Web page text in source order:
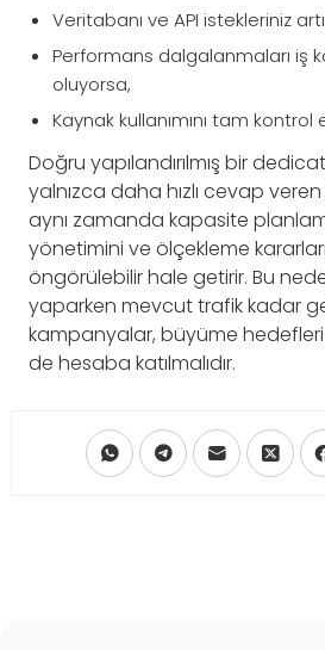
Veritabanı ve API istekleriniz
Performans dalgalanmaları iş
oluyorsa,
Kaynak kullanımını tam kontrol
Doğru yapılandırılmış bir
yalnızca daha hızlı cevap
aynı zamanda kapasite
yönetimini ve ölçekleme
öngörülebilir hale getirir. Bu
yaparken mevcut trafik kadar
kampanyalar, büyüme hedefleri
de hesaba katılmalıdır.